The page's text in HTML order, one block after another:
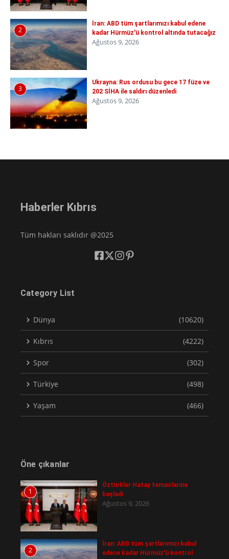
2
İran: ABD tüm şartlarımızı kabul edene
kadar Hürmüz'ü kontrol altında tutacağız
Ağustos 9, 2026
3
Ukrayna: Rus ordusu bu gece 17 füze ve
202 SİHA ile saldırı düzenledi
Ağustos 9, 2026
Haberler Kıbrıs
Tüm hakları saklıdır @2025
Category List
Dünya (10620)
Kıbrıs (4222)
Spor (302)
Türkiye (498)
Yaşam (466)
Öne çıkanlar
1
Öztürkler Hatay temaslarına
başladı
Ağustos 9, 2026
2
İran: ABD tüm şartlarımızı kabul
edene kadar Hürmüz'ü kontrol